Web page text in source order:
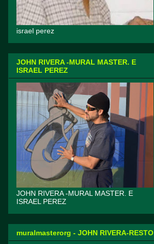
israel perez
JOHN RIVERA -MURAL MASTER. E
ISRAEL PEREZ
JOHN RIVERA -MURAL MASTER. E
ISRAEL PEREZ
muralmasterorg - JOHN RIVERA-RESTO